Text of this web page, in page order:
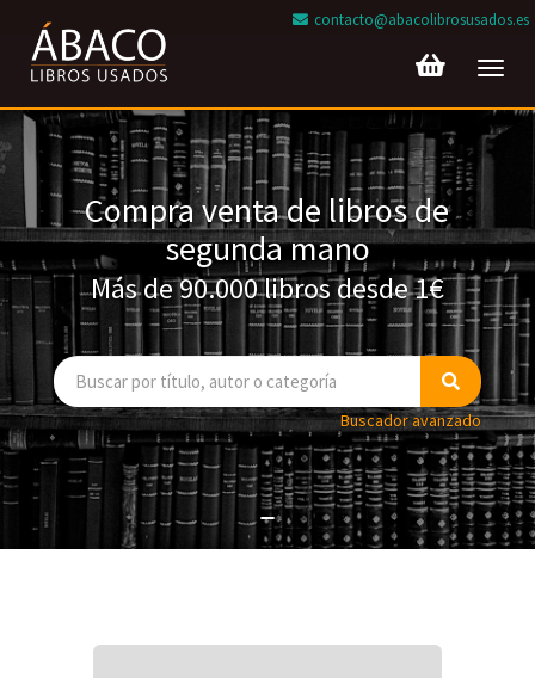
contacto@abacolibrosusados.es
Compra venta de libros de
segunda mano
Más de 90.000 libros desde 1€
Buscador avanzado